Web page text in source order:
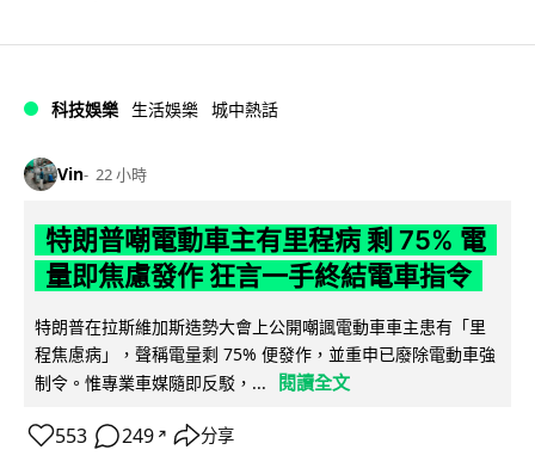
科技娛樂 生活娛樂 城中熱話
Vin 22 小時
特朗普嘲電動車主有里程病 剩 75% 電
量即焦慮發作 狂言一手終結電車指令
特朗普在拉斯維加斯造勢大會上公開嘲諷電動車車主患有「里
程焦慮病」，聲稱電量剩 75% 便發作，並重申已廢除電動車強
制令。惟專業車媒隨即反駁，...
閱讀全文
553 249 ↗ 分享